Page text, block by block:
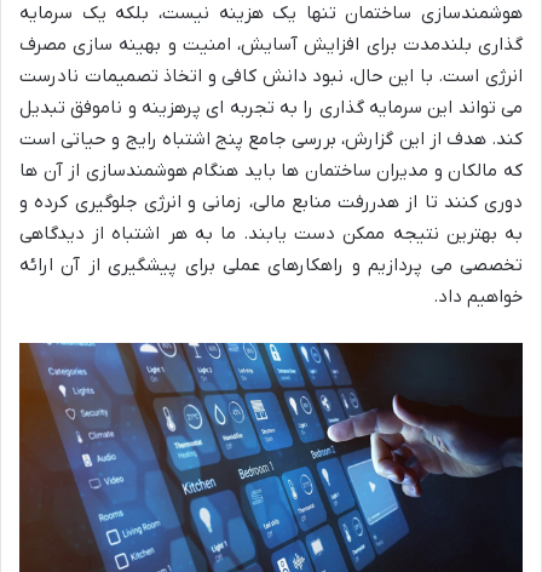
هوشمندسازی ساختمان تنها یک هزینه نیست، بلکه یک سرمایه
گذاری بلندمدت برای افزایش آسایش، امنیت و بهینه سازی مصرف
انرژی است. با این حال، نبود دانش کافی و اتخاذ تصمیمات نادرست
می تواند این سرمایه گذاری را به تجربه ای پرهزینه و ناموفق تبدیل
کند. هدف از این گزارش، بررسی جامع پنج اشتباه رایج و حیاتی است
که مالکان و مدیران ساختمان ها باید هنگام هوشمندسازی از آن ها
دوری کنند تا از هدررفت منابع مالی، زمانی و انرژی جلوگیری کرده و
به بهترین نتیجه ممکن دست یابند. ما به هر اشتباه از دیدگاهی
تخصصی می پردازیم و راهکارهای عملی برای پیشگیری از آن ارائه
خواهیم داد.